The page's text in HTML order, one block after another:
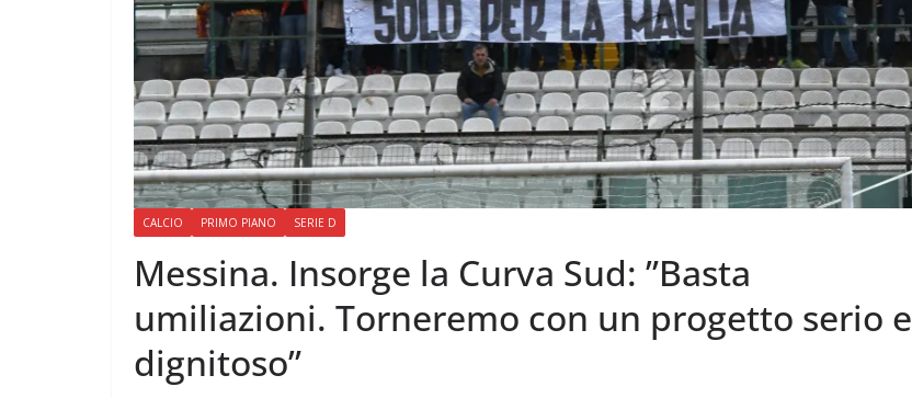
CALCIO PRIMO PIANO SERIE D
Messina. Insorge la Curva Sud: ”Basta
umiliazioni. Torneremo con un progetto serio e
dignitoso”